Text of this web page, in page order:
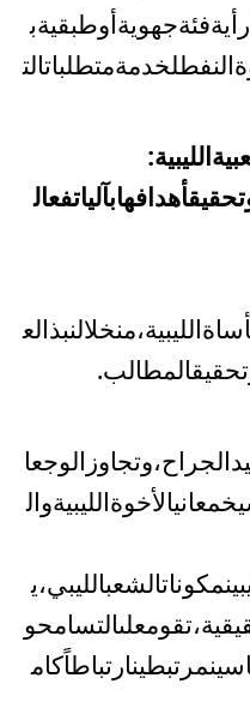
أيةفئةجهويةأوطبقيةب
النفطلخدمةمتطلباتالت
الليبية:
أهدافهابآلياتفعال
الليبية،منخلالنبذالع
المطالب.
الجراح،وتجاوز الوجعا
معانيالأخوةالليبيةوال
بينمكوناتالشعبالليبي،ي
تقومعلىالتسامحو
مرتبطينارتباطاًكام